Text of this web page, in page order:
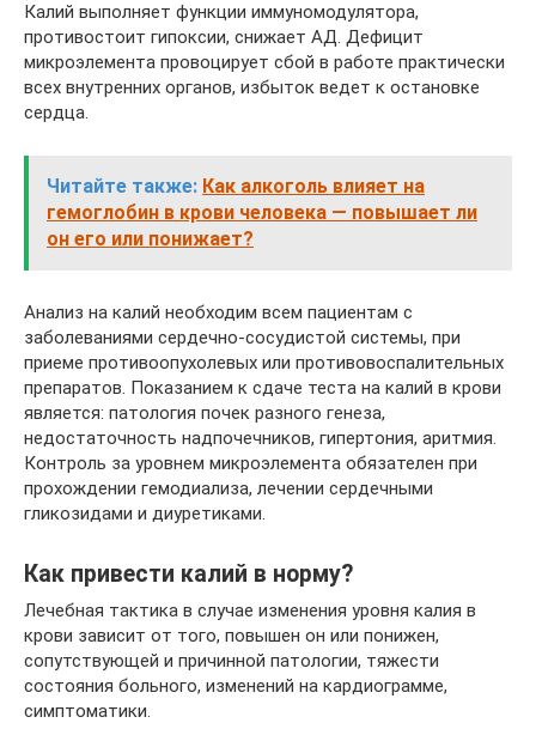
Калий выполняет функции иммуномодулятора,
противостоит гипоксии, снижает АД. Дефицит
микроэлемента провоцирует сбой в работе практически
всех внутренних органов, избыток ведет к остановке
сердца.
Читайте также: Как алкоголь влияет на
гемоглобин в крови человека — повышает ли
он его или понижает?
Анализ на калий необходим всем пациентам с
заболеваниями сердечно-сосудистой системы, при
приеме противоопухолевых или противовоспалительных
препаратов. Показанием к сдаче теста на калий в крови
является: патология почек разного генеза,
недостаточность надпочечников, гипертония, аритмия.
Контроль за уровнем микроэлемента обязателен при
прохождении гемодиализа, лечении сердечными
гликозидами и диуретиками.
Как привести калий в норму?
Лечебная тактика в случае изменения уровня калия в
крови зависит от того, повышен он или понижен,
сопутствующей и причинной патологии, тяжести
состояния больного, изменений на кардиограмме,
симптоматики.